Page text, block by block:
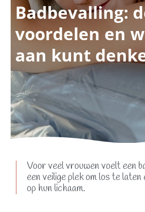
Badbevalling:
voordelen en
aan kunt
Voor veel vrouwen voelt een
een veilige plek om los te
op hun lichaam.